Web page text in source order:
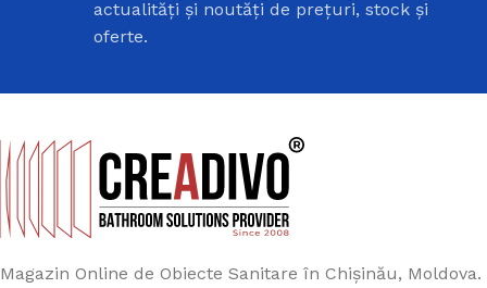
actualități și noutăți de prețuri, stock și
oferte.
Magazin Online de Obiecte Sanitare în Chișinău, Moldova.